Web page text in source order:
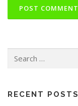
for:
RECENT POSTS